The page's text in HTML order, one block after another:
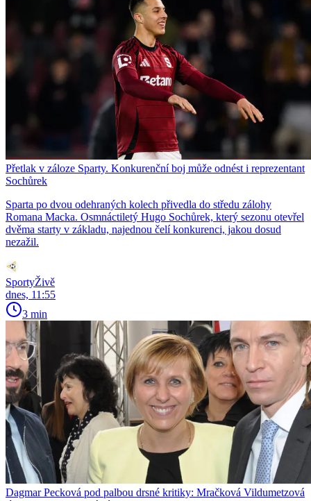
Přetlak v záloze Sparty. Konkurenční boj může odnést i reprezentant
Sochůrek
Sparta po dvou odehraných kolech přivedla do středu zálohy
Romana Macka. Osmnáctiletý Hugo Sochůrek, který sezonu otevřel
dvěma starty v základu, najednou čelí konkurenci, jakou dosud
nezažil.
SportyŽivě
dnes, 11:55
3 min
Dagmar Pecková pod palbou drsné kritiky: Mračková Vildumetzová